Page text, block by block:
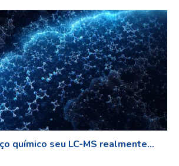
químico seu LC-MS realmente...